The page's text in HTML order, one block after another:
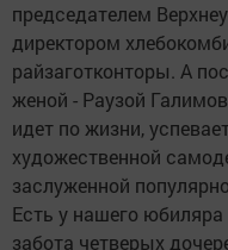
председателем
директором
райзаготконторы. А
женой - Раузой
идет по жизни,
художественной
заслуженной
Есть у нашего юбиляра
забота четверых